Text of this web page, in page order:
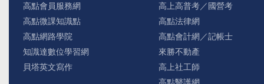
高點會員服務網
高點微課知識點
高點網路學院
知識達數位學習網
貝塔英文寫作
高上高普考／國營考
高點法律網
高點會計網／記帳士
來勝不動產
高上社工師
高點醫護網